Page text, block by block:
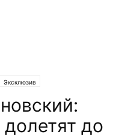
Эксклюзив
долетят до